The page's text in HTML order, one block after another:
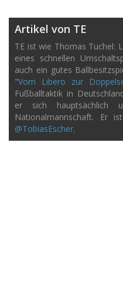
Artikel von TE
TE ist wie Thomas Tuchel:
eines schnellen
auch ein gutes
"Vom Libero zur
Fußballtaktik in
er sich hauptsächlich
Nationalmannschaft. Er
@TobiasEscher.